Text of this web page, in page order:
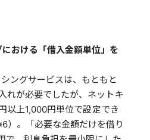
おける「借入金額単位」を
ングサービスは、もともと
れが必要でしたが、ネットキ
以上1,000円単位で設定でき
）。「必要な金額だけを借り